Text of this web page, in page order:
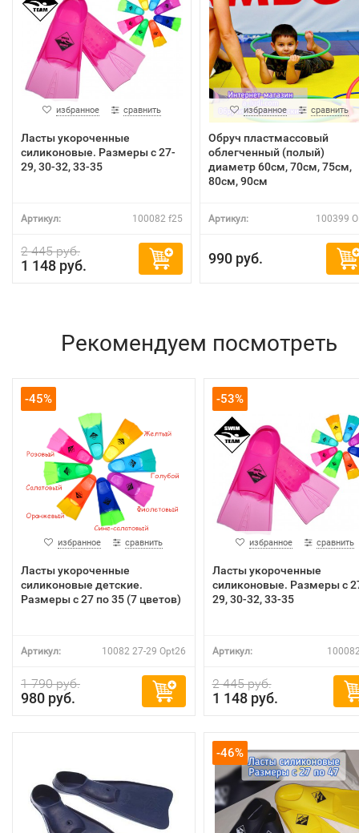
избранное сравнить
Ласты укороченные
силиконовые. Размеры с 27-
29, 30-32, 33-35
Артикул: 100082 f25
2 445 руб.
1 148 руб.
избранное сравнить
Обруч пластмассовый
облегченный (полый)
диаметр 60см, 70см, 75см,
80см, 90см
Артикул: 100399
990 руб.
Рекомендуем посмотреть
-45%
избранное сравнить
Ласты укороченные
силиконовые детские.
Размеры с 27 по 35 (7 цветов)
Артикул: 10082 27-29 Opt26
1 790 руб.
980 руб.
-53%
избранное сравнить
Ласты укороченные
силиконовые. Размеры с
29, 30-32, 33-35
Артикул:
2 445 руб.
1 148 руб.
-46%